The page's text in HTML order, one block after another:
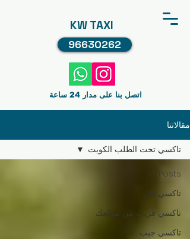
KW TAXI
96630262
اتصل بنا على مدار 24 ساعة
مقالاتنا
All Posts
تاكسي فان
تاكسي قريب من موقعك
تاكسي جيب
تاكسي تحت الطلب الكويت